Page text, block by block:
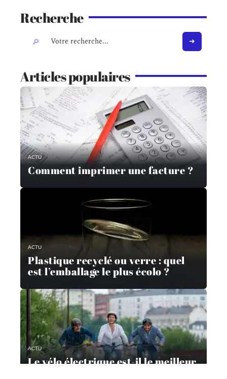
Recherche
Articles populaires
ACTU
Comment imprimer une facture ?
ACTU
Plastique recyclé ou verre : quel
est l’emballage le plus écolo ?
ACTU
Le vélo électrique est-il le meilleur